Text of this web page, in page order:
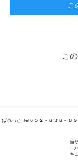
こ
こ
ぱれっと Tel０５２－８３８－８
当
ー
キ